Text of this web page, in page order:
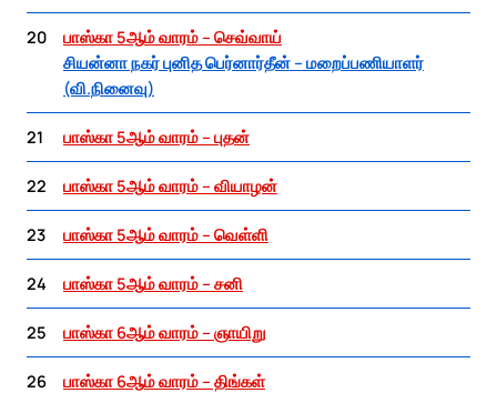
20
பாஸ்கா 5ஆம் வாரம் – செவ்வாய்
சியன்னா நகர் புனித பெர்னார்தீன் – மறைப்பணியாளர்
(வி.நினைவு)
21 பாஸ்கா 5ஆம் வாரம் – புதன்
22 பாஸ்கா 5ஆம் வாரம் – வியாழன்
23 பாஸ்கா 5ஆம் வாரம் – வெள்ளி
24 பாஸ்கா 5ஆம் வாரம் – சனி
25 பாஸ்கா 6ஆம் வாரம் – ஞாயிறு
26
பாஸ்கா 6ஆம் வாரம் – திங்கள்